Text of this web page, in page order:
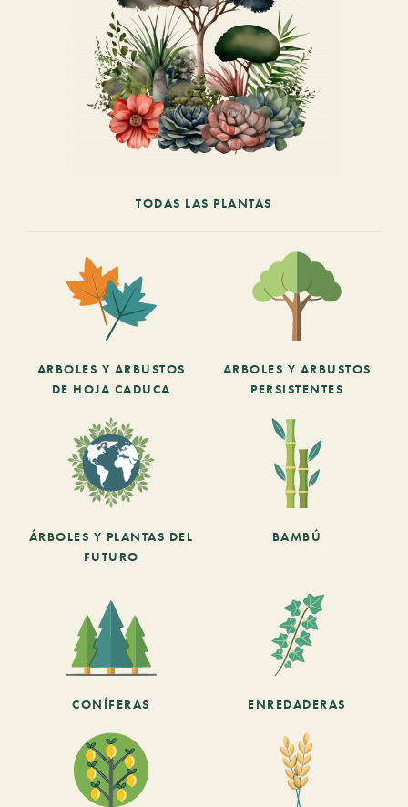
TODAS LAS PLANTAS
ARBOLES Y ARBUSTOS
DE HOJA CADUCA
ARBOLES Y ARBUSTOS
PERSISTENTES
ÁRBOLES Y PLANTAS DEL
FUTURO
BAMBÚ
CONÍFERAS ENREDADERAS